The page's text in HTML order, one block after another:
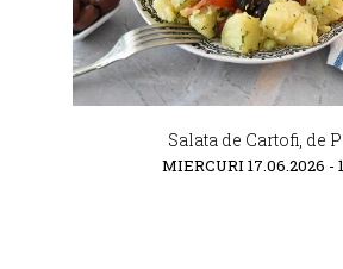
Salata de Cartofi, de
MIERCURI 17.06.2026 -